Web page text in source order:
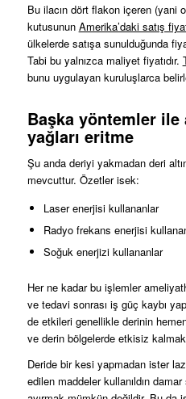
Bu ilacın dört flakon içeren (yani
kutusunun Amerika’daki satış
ülkelerde satışa sunulduğunda
Tabi bu yalnızca maliyet fiyatıdır.
bunu uygulayan kuruluşlarca
Başka yöntemler ile
yağları eritme
Şu anda deriyi yakmadan deri
mevcuttur. Özetler isek:
Laser enerjisi kullananlar
Radyo frekans enerjisi
Soğuk enerjizi kullananlar
Her ne kadar bu işlemler
ve tedavi sonrası iş güç kaybı
de etkileri genellikle derinin
ve derin bölgelerde etkisiz
Deride bir kesi yapmadan ister
edilen maddeler kullanıldın